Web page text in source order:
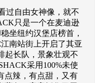
过自由女神像，就不
只是一个在麦迪逊
坐纽约汉堡店榜首，
南站街上开启了其亚
起长队，景象壮观不
采用100%未使
点辣，有点甜，又有